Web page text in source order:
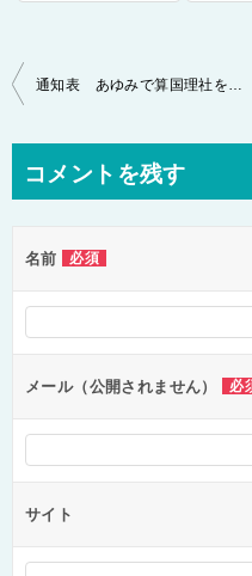
投
ビ
ー
シ
ン
コメントを残す
名前 必須
メール（公開されません） 必
サイト